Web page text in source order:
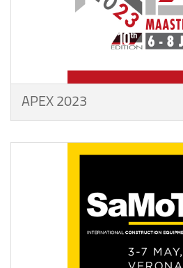
APEX 2023